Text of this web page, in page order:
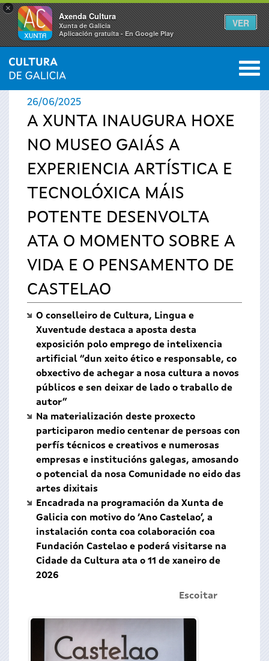
×
Axenda Cultura
Xunta de Galicia
Aplicación gratuíta - En Google Play
VER
Vostede
está
aquí
INICIO › ACTUALIDADE 0
26/06/2025
A XUNTA INAUGURA HOXE
NO MUSEO GAIÁS A
EXPERIENCIA ARTÍSTICA E
TECNOLÓXICA MÁIS
POTENTE DESENVOLTA
ATA O MOMENTO SOBRE A
VIDA E O PENSAMENTO DE
CASTELAO
O conselleiro de Cultura, Lingua e
Xuventude destaca a aposta desta
exposición polo emprego de intelixencia
artificial “dun xeito ético e responsable, co
obxectivo de achegar a nosa cultura a novos
públicos e sen deixar de lado o traballo de
autor”
Na materialización deste proxecto
participaron medio centenar de persoas con
perfís técnicos e creativos e numerosas
empresas e institucións galegas, amosando
o potencial da nosa Comunidade no eido das
artes dixitais
Encadrada na programación da Xunta de
Galicia con motivo do ‘Ano Castelao’, a
instalación conta coa colaboración coa
Fundación Castelao e poderá visitarse na
Cidade da Cultura ata o 11 de xaneiro de
2026
Escoitar